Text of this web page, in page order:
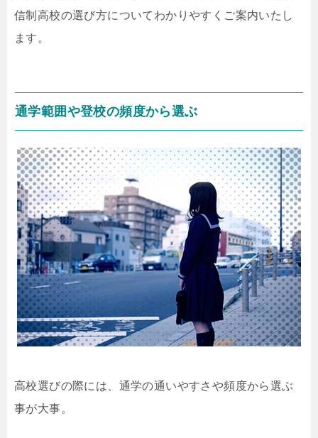
信制高校の選び方についてわかりやすくご案内いたし
ます。
通学範囲や登校の頻度から選ぶ
高校選びの際には、通学の通いやすさや頻度から選ぶ
事が大事。